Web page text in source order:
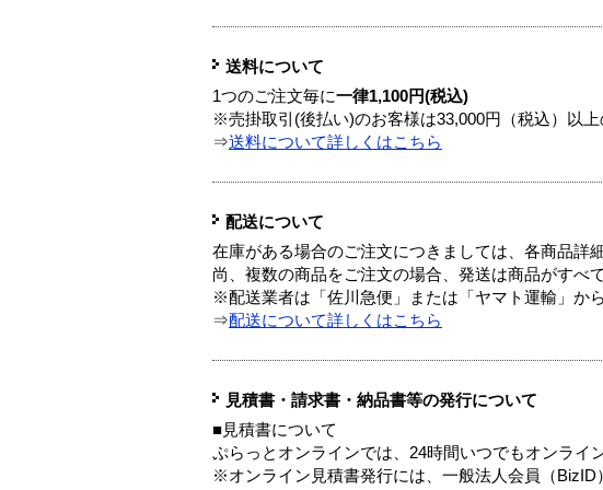
送料について
1つのご注文毎に一律1,100円(税込)
※売掛取引(後払い)のお客様は33,000円（税込）以上
⇒送料について詳しくはこちら
配送について
在庫がある場合のご注文につきましては、各商品詳
尚、複数の商品をご注文の場合、発送は商品がすべ
※配送業者は「佐川急便」または「ヤマト運輸」か
⇒配送について詳しくはこちら
見積書・請求書・納品書等の発行について
■見積書について
ぷらっとオンラインでは、24時間いつでもオンライ
※オンライン見積書発行には、一般法人会員（BizID